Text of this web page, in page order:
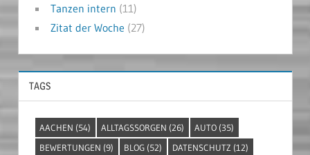
Tanzen intern (11)
Zitat der Woche (27)
TAGS
AACHEN (54) ALLTAGSSORGEN (26) AUTO (35)
BEWERTUNGEN (9) BLOG (52) DATENSCHUTZ (12)